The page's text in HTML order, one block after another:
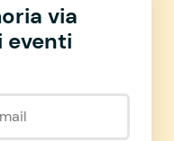
via
eventi